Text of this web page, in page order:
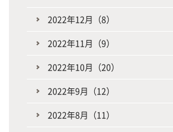
2022年12月（8）
2022年11月（9）
2022年10月（20）
2022年9月（12）
2022年8月（11）